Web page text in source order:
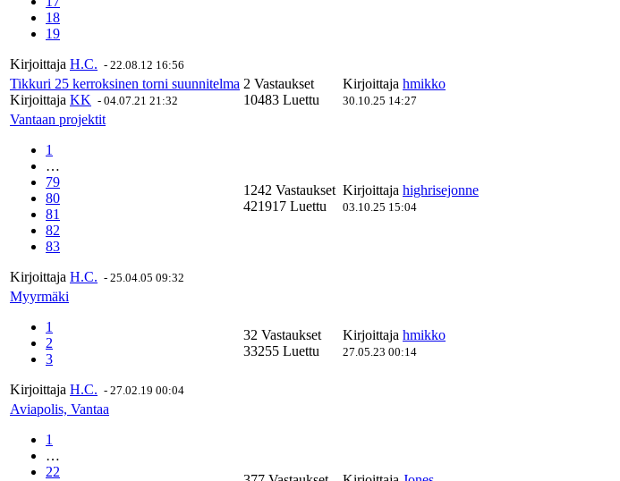
18
19
Kirjoittaja H.C. - 22.08.12 16:56
Tikkuri 25 kerroksinen torni suunnitelma
Kirjoittaja KK - 04.07.21 21:32
2 Vastaukset
10483 Luettu
Kirjoittaja hmikko
30.10.25 14:27
Vantaan projektit
1
…
79
80
81
82
83
Kirjoittaja H.C. - 25.04.05 09:32
1242 Vastaukset
421917 Luettu
Kirjoittaja highrisejonne
03.10.25 15:04
Myyrmäki
1
2
3
Kirjoittaja H.C. - 27.02.19 00:04
32 Vastaukset
33255 Luettu
Kirjoittaja hmikko
27.05.23 00:14
Aviapolis, Vantaa
1
…
22